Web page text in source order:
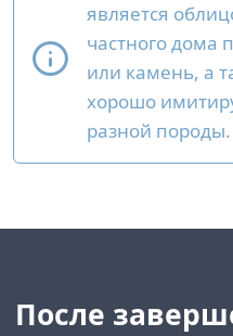
является
частного дома
или камень, а
хорошо
разной породы.
После